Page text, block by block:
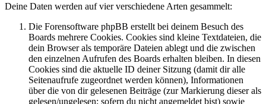
Deine Daten werden auf vier verschiedene Arten gesammelt:
Die Forensoftware phpBB erstellt bei deinem Besuch des
Boards mehrere Cookies. Cookies sind kleine Textdateien, die
dein Browser als temporäre Dateien ablegt und die zwischen
den einzelnen Aufrufen des Boards erhalten bleiben. In diesen
Cookies sind die aktuelle ID deiner Sitzung (damit dir alle
Seitenaufrufe zugeordnet werden können), Informationen
über die von dir gelesenen Beiträge (zur Markierung dieser als
gelesen/ungelesen; sofern du nicht angemeldet bist) sowie